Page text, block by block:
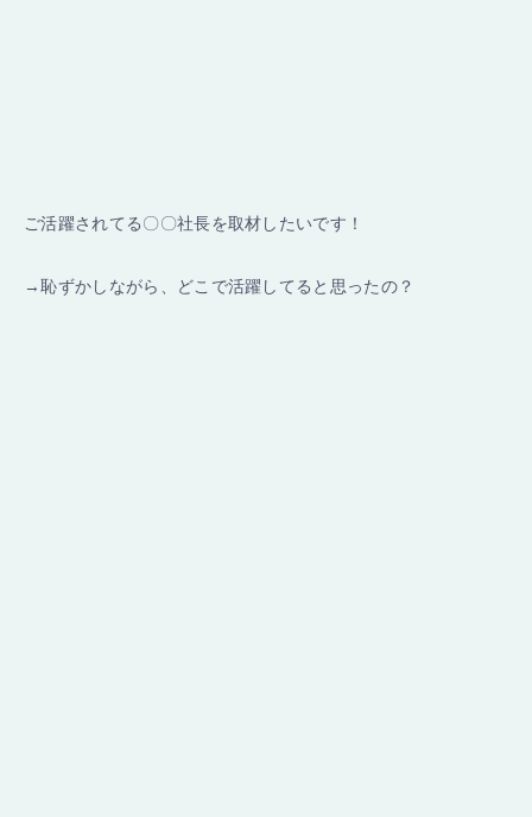
ご活躍されてる〇〇社長を取材したいです！
→恥ずかしながら、どこで活躍してると思ったの？